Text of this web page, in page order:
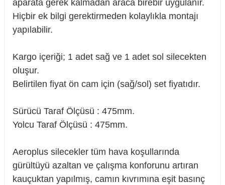
Ürünleri
aparata gerek kalmadan araca birebir uygulanır.
Hiçbir ek bilgi gerektirmeden kolaylıkla montajı
yapılabilir.
Kargo içeriği; 1 adet sağ ve 1 adet sol silecekten
oluşur.
Belirtilen fiyat ön cam için (sağ/sol) set fiyatıdır.
Sürücü Taraf Ölçüsü : 475mm.
Yolcu Taraf Ölçüsü : 475mm.
Aeroplus silecekler tüm hava koşullarında
gürültüyü azaltan ve çalışma konforunu artıran
kauçuktan yapılmış, camın kıvrımına eşit basınç